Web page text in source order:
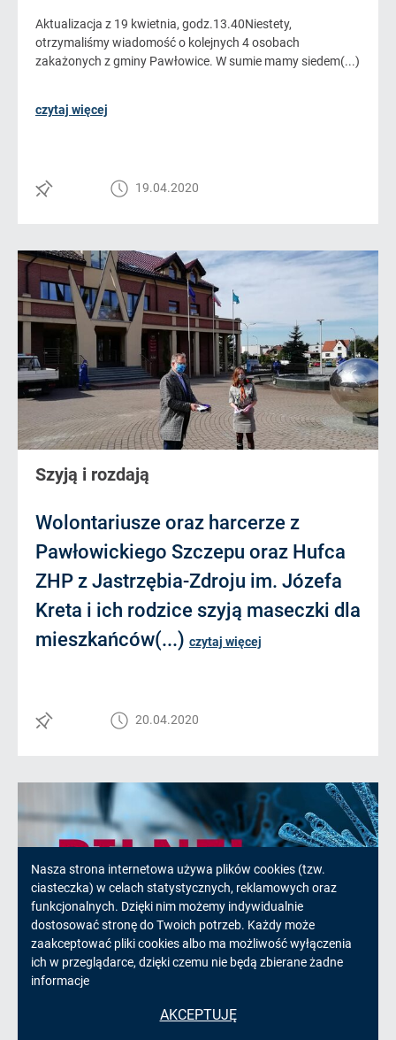
Aktualizacja z 19 kwietnia, godz.13.40Niestety,
otrzymaliśmy wiadomość o kolejnych 4 osobach
zakażonych z gminy Pawłowice. W sumie mamy siedem(...)
czytaj więcej
19.04.2020
Szyją i rozdają
Wolontariusze oraz harcerze z
Pawłowickiego Szczepu oraz Hufca
ZHP z Jastrzębia-Zdroju im. Józefa
Kreta i ich rodzice szyją maseczki dla
mieszkańców(...) czytaj więcej
20.04.2020
UWAGA! WAŻNA WIADOMOŚĆ
Informacja
o
cookies!
Nasza strona internetowa używa plików cookies (tzw.
ciasteczka) w celach statystycznych, reklamowych oraz
funkcjonalnych. Dzięki nim możemy indywidualnie
dostosować stronę do Twoich potrzeb. Każdy może
zaakceptować pliki cookies albo ma możliwość wyłączenia
ich w przeglądarce, dzięki czemu nie będą zbierane żadne
informacje
AKCEPTUJĘ